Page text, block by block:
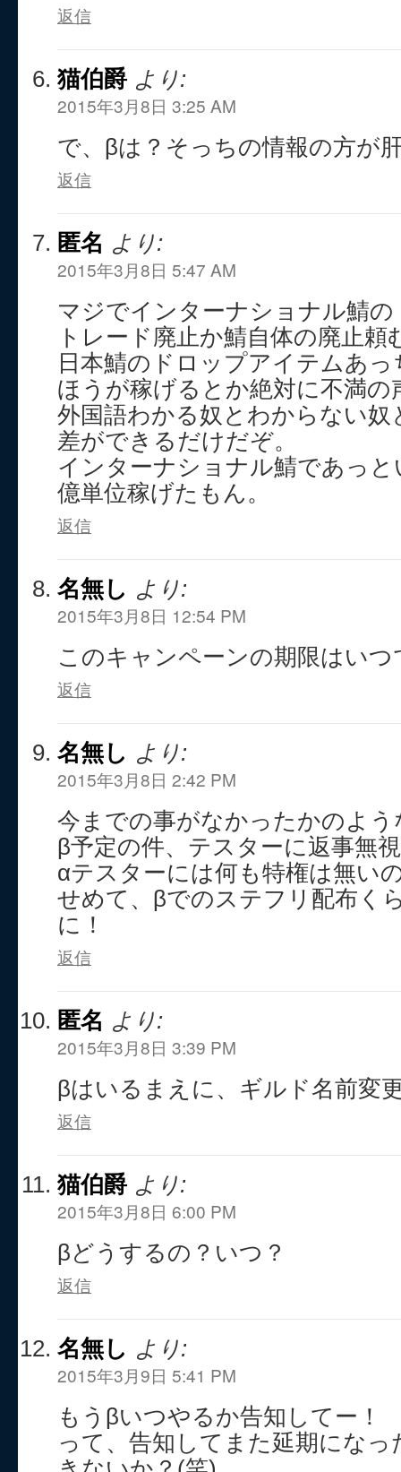
返信
猫伯爵 より:
2015年3月8日 3:25 AM
で、βは？そっちの情報の方が
返信
匿名 より:
2015年3月8日 5:47 AM
マジでインターナショナル鯖の
トレード廃止か鯖自体の廃止頼
日本鯖のドロップアイテムあ
ほうが稼げるとか絶対に不満の
外国語わかる奴とわからない奴
差ができるだけだぞ。
インターナショナル鯖であっと
億単位稼げたもん。
返信
名無し より:
2015年3月8日 12:54 PM
このキャンペーンの期限はいつ
返信
名無し より:
2015年3月8日 2:42 PM
今までの事がなかったかのよう
β予定の件、テスターに返事無
αテスターには何も特権は無い
せめて、βでのステフリ配布く
に！
返信
匿名 より:
2015年3月8日 3:39 PM
βはいるまえに、ギルド名前変
返信
猫伯爵 より:
2015年3月8日 6:00 PM
βどうするの？いつ？
返信
名無し より:
2015年3月9日 5:41 PM
もうβいつやるか告知してー！
って、告知してまた延期にな